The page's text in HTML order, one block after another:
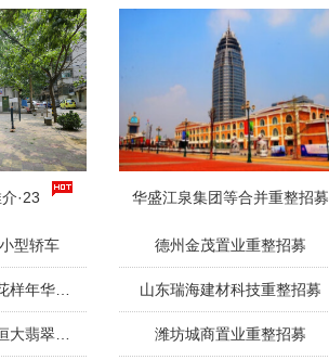
·23
型轿车
华盛江泉集团等合并重整招募
德州金茂置业重整招募
山东瑞海建材科技重整招募
潍坊城商置业重整招募